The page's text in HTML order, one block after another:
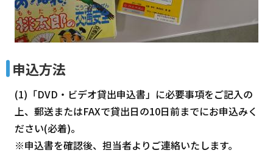
申込方法
(1)「DVD・ビデオ貸出申込書」に必要事項をご記入の
上、郵送またはFAXで貸出日の10日前までにお申込みく
ださい(必着)。
※申込書を確認後、担当者よりご連絡いたします。